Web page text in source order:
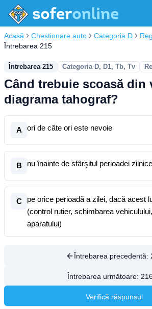
Acasă Chestionare auto Categoria D
Întrebarea 215
Întrebarea 215 Categoria D, D1, Tb, Tv
Când trebuie scoasă din
diagrama tahograf?
A ori de câte ori este nevoie
B nu înainte de sfârşitul perioadei
C
pe orice perioadă a zilei, dacă acest
(control rutier, schimbarea
aparatului)
Întrebarea precedentă:
Întrebarea următoare:
Verifică răspunsul